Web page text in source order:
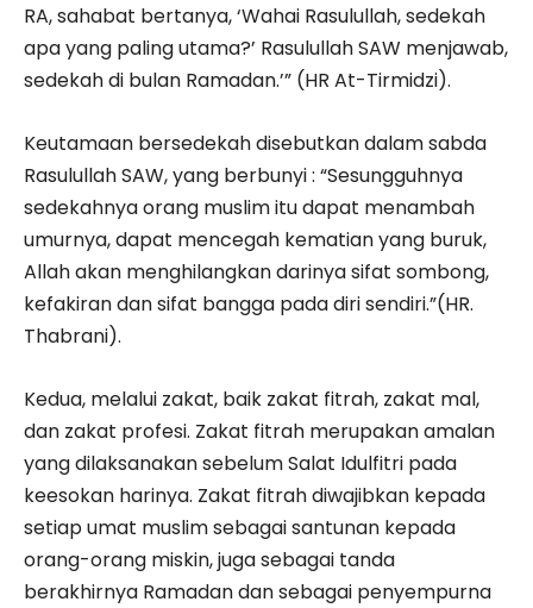
RA, sahabat bertanya, ‘Wahai Rasulullah, sedekah
apa yang paling utama?’ Rasulullah SAW menjawab,
sedekah di bulan Ramadan.’” (HR At-Tirmidzi).
Keutamaan bersedekah disebutkan dalam sabda
Rasulullah SAW, yang berbunyi : “Sesungguhnya
sedekahnya orang muslim itu dapat menambah
umurnya, dapat mencegah kematian yang buruk,
Allah akan menghilangkan darinya sifat sombong,
kefakiran dan sifat bangga pada diri sendiri.”(HR.
Thabrani).
Kedua, melalui zakat, baik zakat fitrah, zakat mal,
dan zakat profesi. Zakat fitrah merupakan amalan
yang dilaksanakan sebelum Salat Idulfitri pada
keesokan harinya. Zakat fitrah diwajibkan kepada
setiap umat muslim sebagai santunan kepada
orang-orang miskin, juga sebagai tanda
berakhirnya Ramadan dan sebagai penyempurna